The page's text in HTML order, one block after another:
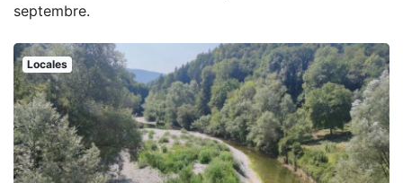
septembre.
Locales